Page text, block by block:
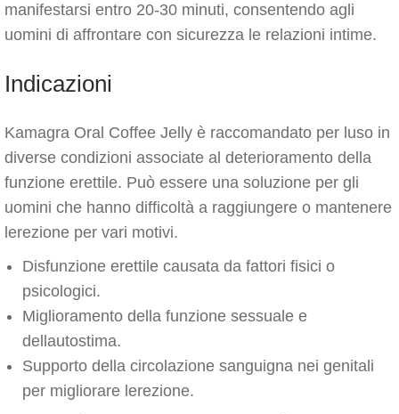
manifestarsi entro 20-30 minuti, consentendo agli
uomini di affrontare con sicurezza le relazioni intime.
Indicazioni
Kamagra Oral Coffee Jelly è raccomandato per luso in
diverse condizioni associate al deterioramento della
funzione erettile. Può essere una soluzione per gli
uomini che hanno difficoltà a raggiungere o mantenere
lerezione per vari motivi.
Disfunzione erettile causata da fattori fisici o
psicologici.
Miglioramento della funzione sessuale e
dellautostima.
Supporto della circolazione sanguigna nei genitali
per migliorare lerezione.